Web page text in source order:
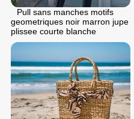
Pull sans manches motifs
geometriques noir marron jupe
plissee courte blanche